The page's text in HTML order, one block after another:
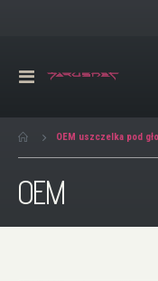
Przełącznik
OEM uszczelka pod
OEM